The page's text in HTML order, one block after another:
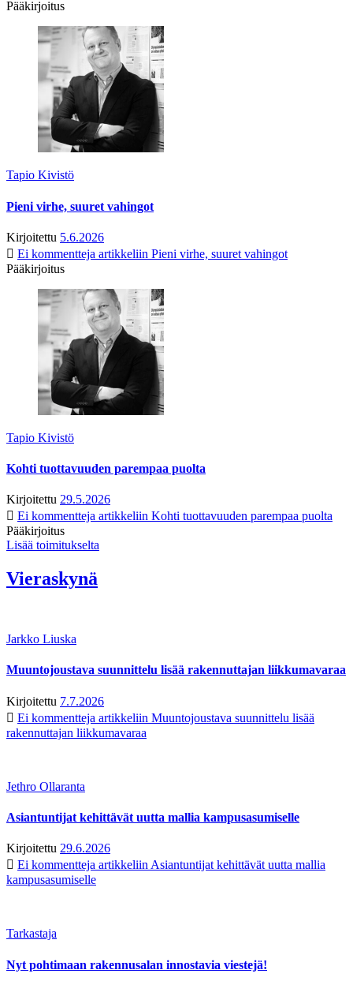
Pääkirjoitus
Tapio Kivistö
Pieni virhe, suuret vahingot
Kirjoitettu 5.6.2026
Ei kommentteja artikkeliin Pieni virhe, suuret vahingot
Pääkirjoitus
Tapio Kivistö
Kohti tuottavuuden parempaa puolta
Kirjoitettu 29.5.2026
Ei kommentteja artikkeliin Kohti tuottavuuden parempaa puolta
Pääkirjoitus
Lisää toimitukselta
Vieraskynä
Jarkko Liuska
Muuntojoustava suunnittelu lisää rakennuttajan liikkumavaraa
Kirjoitettu 7.7.2026
Ei kommentteja artikkeliin Muuntojoustava suunnittelu lisää
rakennuttajan liikkumavaraa
Jethro Ollaranta
Asiantuntijat kehittävät uutta mallia kampusasumiselle
Kirjoitettu 29.6.2026
Ei kommentteja artikkeliin Asiantuntijat kehittävät uutta mallia
kampusasumiselle
Tarkastaja
Nyt pohtimaan rakennusalan innostavia viestejä!